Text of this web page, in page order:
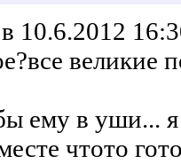
10.6.2012
ему в уши...
чтото